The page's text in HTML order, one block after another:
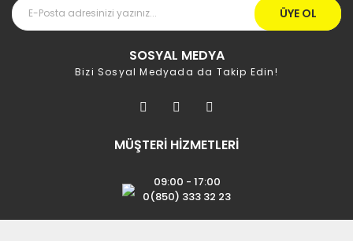
ÜYE OL
SOSYAL MEDYA
Bizi Sosyal Medyada da Takip Edin!
MÜŞTERİ HİZMETLERİ
09:00 - 17:00
0(850) 333 32 23